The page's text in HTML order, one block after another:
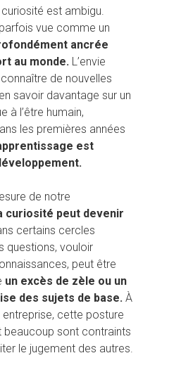
est ambigu.
vue comme un
ancrée
au monde. L’envie
de nouvelles
savoir davantage sur un
à l’être humain,
les premières années
est
de notre
curiosité peut devenir
certains cercles
questions, vouloir
peut être
un excès de zèle ou un
des sujets de base. À
cette posture
beaucoup sont contraints
le jugement des autres.